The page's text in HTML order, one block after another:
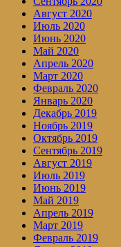
Август 2020
Июль 2020
Июнь 2020
Май 2020
Апрель 2020
Март 2020
Февраль 2020
Январь 2020
Декабрь 2019
Ноябрь 2019
Октябрь 2019
Сентябрь 2019
Август 2019
Июль 2019
Июнь 2019
Май 2019
Апрель 2019
Март 2019
Февраль 2019